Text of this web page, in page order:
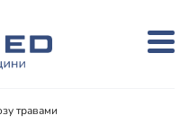
травами